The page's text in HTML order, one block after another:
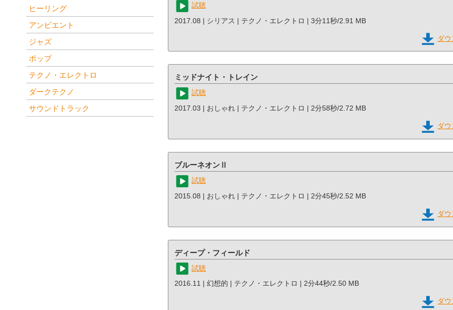
ヒーリング
アンビエント
ジャズ
ポップ
テクノ・エレクトロ
ダークテクノ
サウンドトラック
試聴
2017.08 | シリアス | テクノ・エレクトロ | 3分11秒/2.91 MB
ダ
ミッドナイト・トレイン
試聴
2017.03 | おしゃれ | テクノ・エレクトロ | 2分58秒/2.72 MB
ダ
ブルーネオンⅡ
試聴
2015.08 | おしゃれ | テクノ・エレクトロ | 2分45秒/2.52 MB
ダ
ディープ・フィールド
試聴
2016.11 | 幻想的 | テクノ・エレクトロ | 2分44秒/2.50 MB
ダ